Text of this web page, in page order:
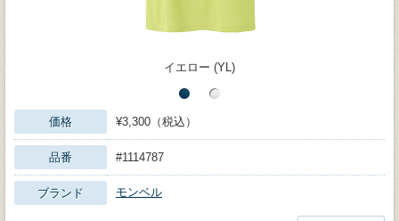
イエロー (YL)
価格 ¥3,300（税込）
品番 #1114787
ブランド モンベル